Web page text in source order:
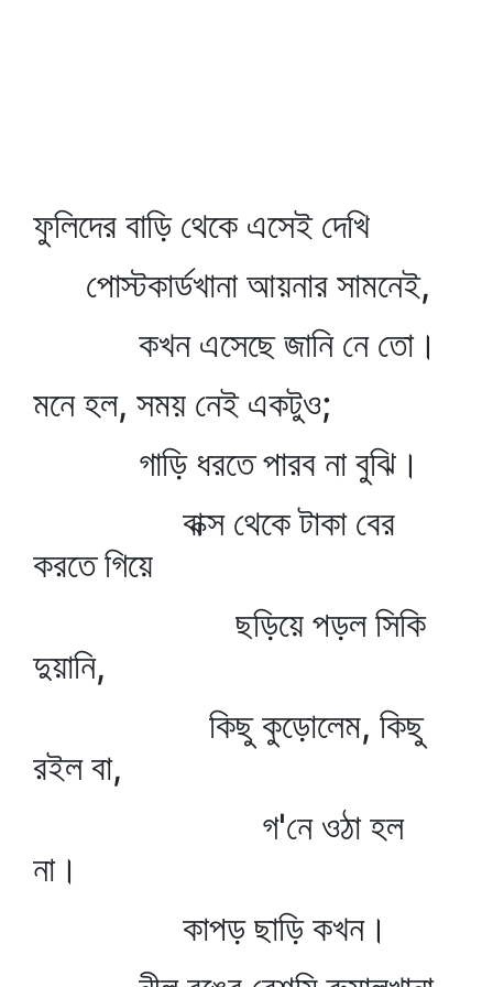
ফুলিদের বাড়ি থেকে এসেই দেখি
পোস্টকার্ডখানা আয়নার সামনেই,
কখন এসেছে জানি নে তো।
মনে হল, সময় নেই একটুও;
গাড়ি ধরতে পারব না বুঝি।
বাক্স থেকে টাকা বের
করতে গিয়ে
ছড়িয়ে পড়ল সিকি
দুয়ানি,
কিছু কুড়োলেম, কিছু
রইল বা,
গ'নে ওঠা হল
না।
কাপড় ছাড়ি কখন।